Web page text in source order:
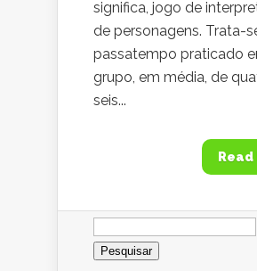
significa, jogo de
de personagens. Trata-
passatempo praticado
grupo, em média, de
seis...
Read
Pesquisar
por: